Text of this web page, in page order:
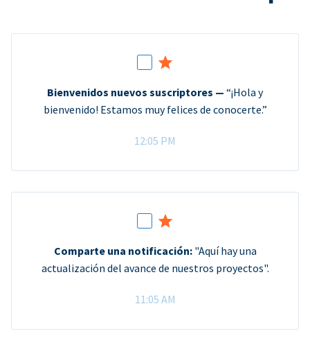
Bienvenidos nuevos suscriptores — “¡Hola y
bienvenido! Estamos muy felices de conocerte.”
12:05 PM
Comparte una notificación:"Aquí hay una
actualización del avance de nuestros proyectos".
11:05 AM